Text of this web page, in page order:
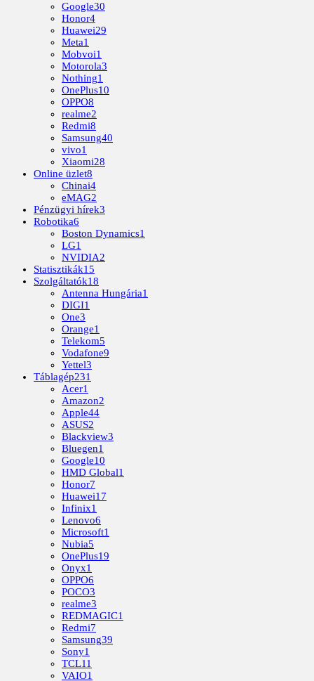
Google30
Honor4
Huawei29
Meta1
Mobvoi1
Motorola3
Nothing1
OnePlus10
OPPO8
realme2
Redmi8
Samsung40
vivo1
Xiaomi28
Online üzlet8
Chinai4
eMAG2
Pénzügyi hírek3
Robotika6
Boston Dynamics1
LG1
NVIDIA2
Statisztikák15
Szolgáltatók18
Antenna Hungária1
DIGI1
One3
Orange1
Telekom5
Vodafone9
Yettel3
Táblagép231
Acer1
Amazon2
Apple44
ASUS2
Blackview3
Bluegen1
Google10
HMD Global1
Honor7
Huawei17
Infinix1
Lenovo6
Microsoft1
Nubia5
OnePlus19
Onyx1
OPPO6
POCO3
realme3
REDMAGIC1
Redmi7
Samsung39
Sony1
TCL11
VAIO1